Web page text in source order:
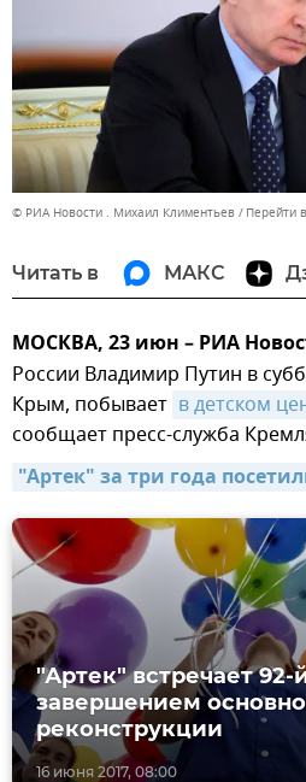
© РИА Новости . Михаил Климентьев Перейти
Читать в МАКС
МОСКВА, 23 июн – РИА
России Владимир Путин в
Крым, побывает в детском
сообщает пресс-служба
"Артек" за три года
16 июня 2017, 08:00
"Артек" встречает
завершением
реконструкции